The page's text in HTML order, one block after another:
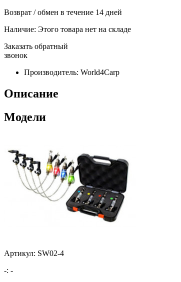
Возврат / обмен в течение 14 дней
Наличие: Этого товара нет на складе
Заказать обратный
звонок
Производитель: World4Carp
Описание
Модели
Артикул: SW02-4
-: -